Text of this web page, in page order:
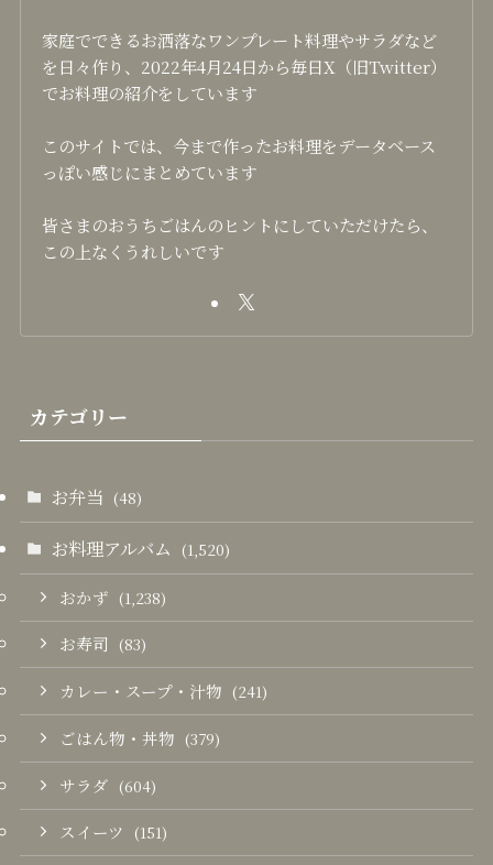
家庭でできるお洒落なワンプレート料理やサラダなど
を日々作り、2022年4月24日から毎日X（旧Twitter）
でお料理の紹介をしています
このサイトでは、今まで作ったお料理をデータベース
っぽい感じにまとめています
皆さまのおうちごはんのヒントにしていただけたら、
この上なくうれしいです
カテゴリー
お弁当 (48)
お料理アルバム (1,520)
おかず (1,238)
お寿司 (83)
カレー・スープ・汁物 (241)
ごはん物・丼物 (379)
サラダ (604)
スイーツ (151)